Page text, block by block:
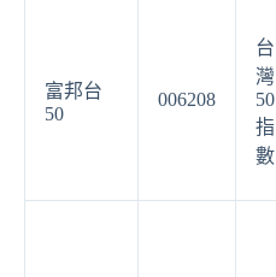
富邦台
50
006208
台
灣
50
指
數